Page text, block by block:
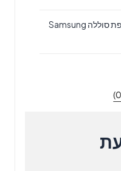
החלפת סוללה Samsung